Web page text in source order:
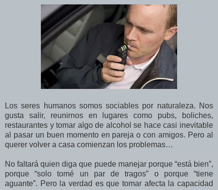
Los seres humanos somos sociables por naturaleza. Nos
gusta salir, reunirnos en lugares como pubs, boliches,
restaurantes y tomar algo de alcohol se hace casi inevitable
al pasar un buen momento en pareja o con amigos. Pero al
querer volver a casa comienzan los problemas…
No faltará quien diga que puede manejar porque “está bien”,
porque “solo tomé un par de tragos” o porque “tiene
aguante”. Pero la verdad es que tomar afecta la capacidad